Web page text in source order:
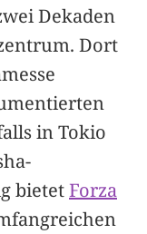
Dekaden
Dort
in Tokio
bietetForza